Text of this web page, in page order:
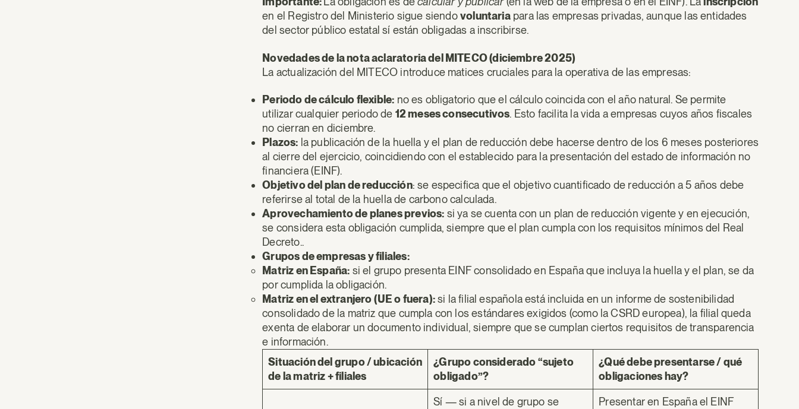
en el Registro del Ministerio sigue siendovoluntariapara las empresas privadas, aunque las entidades
del sector público estatal sí están obligadas a inscribirse.
Novedades de la nota aclaratoria del MITECO (diciembre 2025)
La actualización del MITECO introduce matices cruciales para la operativa de las empresas:
Periodo de cálculo flexible: no es obligatorio que el cálculo coincida con el año natural. Se permite
utilizar cualquier periodo de 12 meses consecutivos. Esto facilita la vida a empresas cuyos años fiscales
no cierran en diciembre.
Plazos: la publicación de la huella y el plan de reducción debe hacerse dentro de los 6 meses posteriores
al cierre del ejercicio, coincidiendo con el establecido para la presentación del estado de información no
financiera (EINF).
Objetivo del plan de reducción: se especifica que el objetivo cuantificado de reducción a 5 años debe
referirse al total de la huella de carbono calculada.
Aprovechamiento de planes previos: si ya se cuenta con un plan de reducción vigente y en ejecución,
se considera esta obligación cumplida, siempre que el plan cumpla con los requisitos mínimos del Real
Decreto..
Grupos de empresas y filiales:
Matriz en España: si el grupo presenta EINF consolidado en España que incluya la huella y el plan, se da
por cumplida la obligación.
Matriz en el extranjero (UE o fuera):si la filial española está incluida en un informe de sostenibilidad
consolidado de la matriz que cumpla con los estándares exigidos (como la CSRD europea), la filial queda
exenta de elaborar un documento individual, siempre que se cumplan ciertos requisitos de transparencia
e información.
Situación del grupo / ubicación
de la matriz + filiales
¿Grupo considerado “sujeto
obligado”?
¿Qué debe presentarse / qué
obligaciones hay?
Sí — si a nivel de grupo se
Presentar en España el EINF